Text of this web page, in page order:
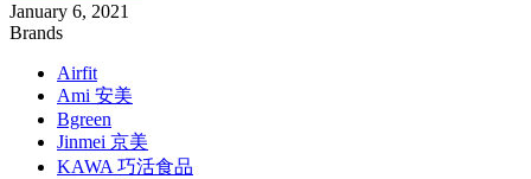
January 6, 2021
Brands
Airfit
Ami 安美
Bgreen
Jinmei 京美
KAWA 巧活食品